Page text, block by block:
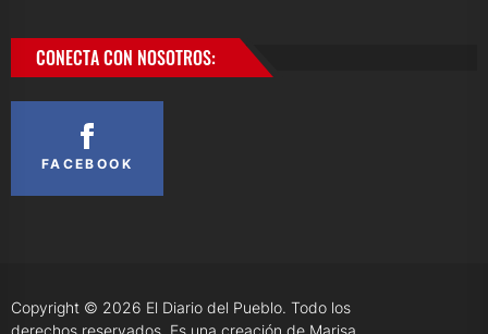
CONECTA CON NOSOTROS:
FACEBOOK
Copyright © 2026 El Diario del Pueblo. Todo los
derechos reservados. Es una creación de Marisa